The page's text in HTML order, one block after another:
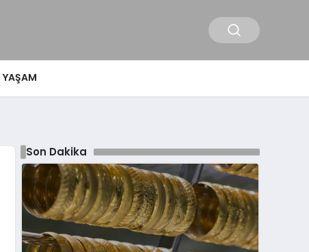
YAŞAM
Son Dakika